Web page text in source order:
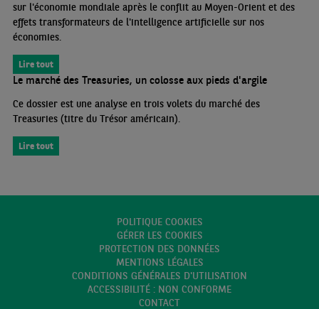
sur l'économie mondiale après le conflit au Moyen-Orient et des
effets transformateurs de l'intelligence artificielle sur nos
économies.
Lire tout
Le marché des Treasuries, un colosse aux pieds d'argile
Ce dossier est une analyse en trois volets du marché des
Treasuries (titre du Trésor américain).
Lire tout
POLITIQUE COOKIES
GÉRER LES COOKIES
PROTECTION DES DONNÉES
MENTIONS LÉGALES
CONDITIONS GÉNÉRALES D'UTILISATION
ACCESSIBILITÉ : NON CONFORME
CONTACT